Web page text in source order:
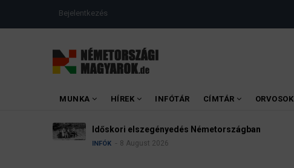
USER
Bejelentkezés
MENU
MUNKA HÍREK INFÓTÁR CÍMTÁR ORVOSOK
Időskori elszegényedés Németországban
INFÓK 8 August 2026